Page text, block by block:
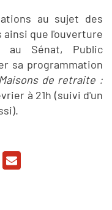
au sujet des
ainsi que l'ouverture
au Sénat, Public
sa programmation
Maisons de retraite :
à 21h (suivi d'un